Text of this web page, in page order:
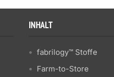
INHALT
fabrilogy™ Stoffe
Farm-to-Store